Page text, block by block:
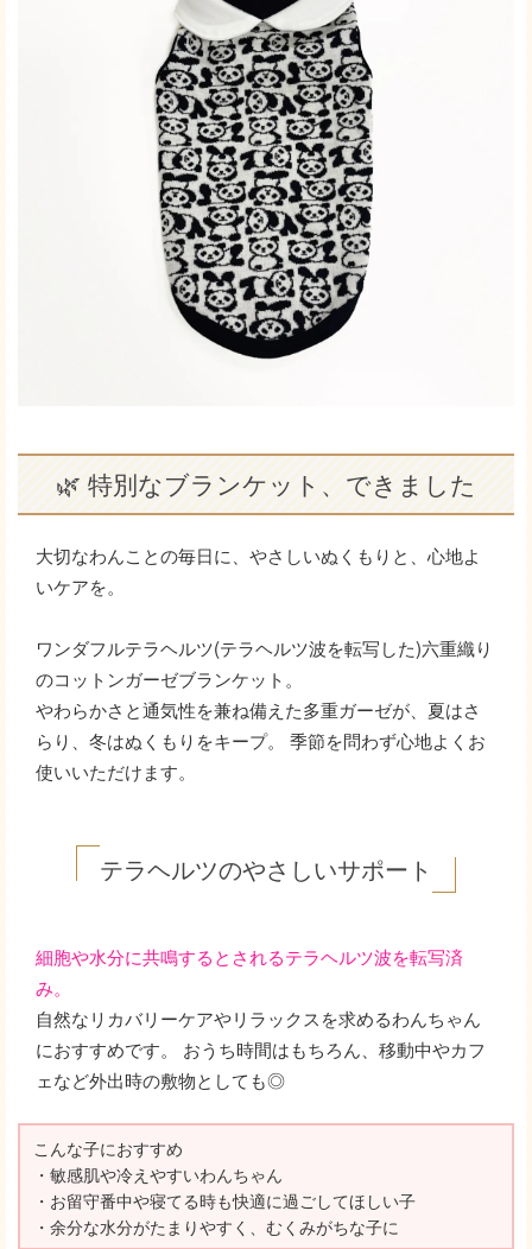
🌿 特別なブランケット、できました
大切なわんことの毎日に、やさしいぬくもりと、心地よ
いケアを。
ワンダフルテラヘルツ(テラヘルツ波を転写した)六重織り
のコットンガーゼブランケット。
やわらかさと通気性を兼ね備えた多重ガーゼが、夏はさ
らり、冬はぬくもりをキープ。 季節を問わず心地よくお
使いいただけます。
テラヘルツのやさしいサポート
細胞や水分に共鳴するとされるテラヘルツ波を転写済
み。
自然なリカバリーケアやリラックスを求めるわんちゃん
におすすめです。 おうち時間はもちろん、移動中やカフ
ェなど外出時の敷物としても◎
こんな子におすすめ
・敏感肌や冷えやすいわんちゃん
・お留守番中や寝てる時も快適に過ごしてほしい子
・余分な水分がたまりやすく、むくみがちな子に